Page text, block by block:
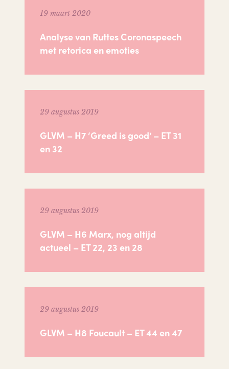
19 maart 2020
Analyse van Ruttes Coronaspeech
met retorica en emoties
29 augustus 2019
GLVM – H7 ‘Greed is good’ – ET 31
en 32
29 augustus 2019
GLVM – H6 Marx, nog altijd
actueel – ET 22, 23 en 28
29 augustus 2019
GLVM – H8 Foucault – ET 44 en 47